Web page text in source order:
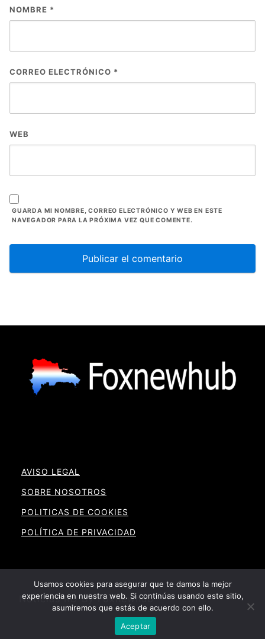
NOMBRE *
CORREO ELECTRÓNICO *
WEB
GUARDA MI NOMBRE, CORREO ELECTRÓNICO Y WEB EN ESTE
NAVEGADOR PARA LA PRÓXIMA VEZ QUE COMENTE.
AVISO LEGAL
SOBRE NOSOTROS
POLITICAS DE COOKIES
POLÍTICA DE PRIVACIDAD
Noticias RD By Foxnewhub
Usamos cookies para asegurar que te damos la mejor
experiencia en nuestra web. Si continúas usando este sitio,
asumiremos que estás de acuerdo con ello.
Aceptar